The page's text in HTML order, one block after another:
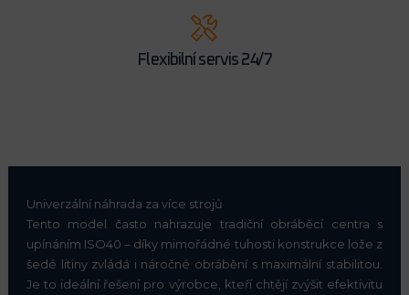
Flexibilní servis 24/7
Univerzální náhrada za více strojů
Tento model často nahrazuje tradiční obráběcí centra s
upínáním ISO40 – díky mimořádné tuhosti konstrukce lože z
šedé litiny zvládá i náročné obrábění s maximální stabilitou.
Je to ideální řešení pro výrobce, kteří chtějí zvýšit efektivitu